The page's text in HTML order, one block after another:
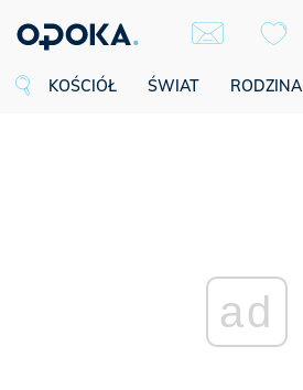
KOŚCIÓŁ ŚWIAT RODZINA
ad